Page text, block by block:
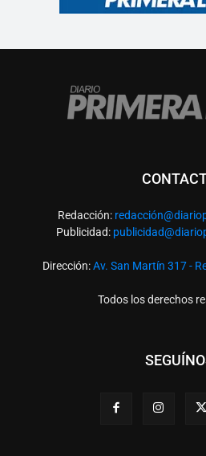
Redacción: redacció
Publicidad:
Dirección:Av. San Martín 317 -
Todos los derechos